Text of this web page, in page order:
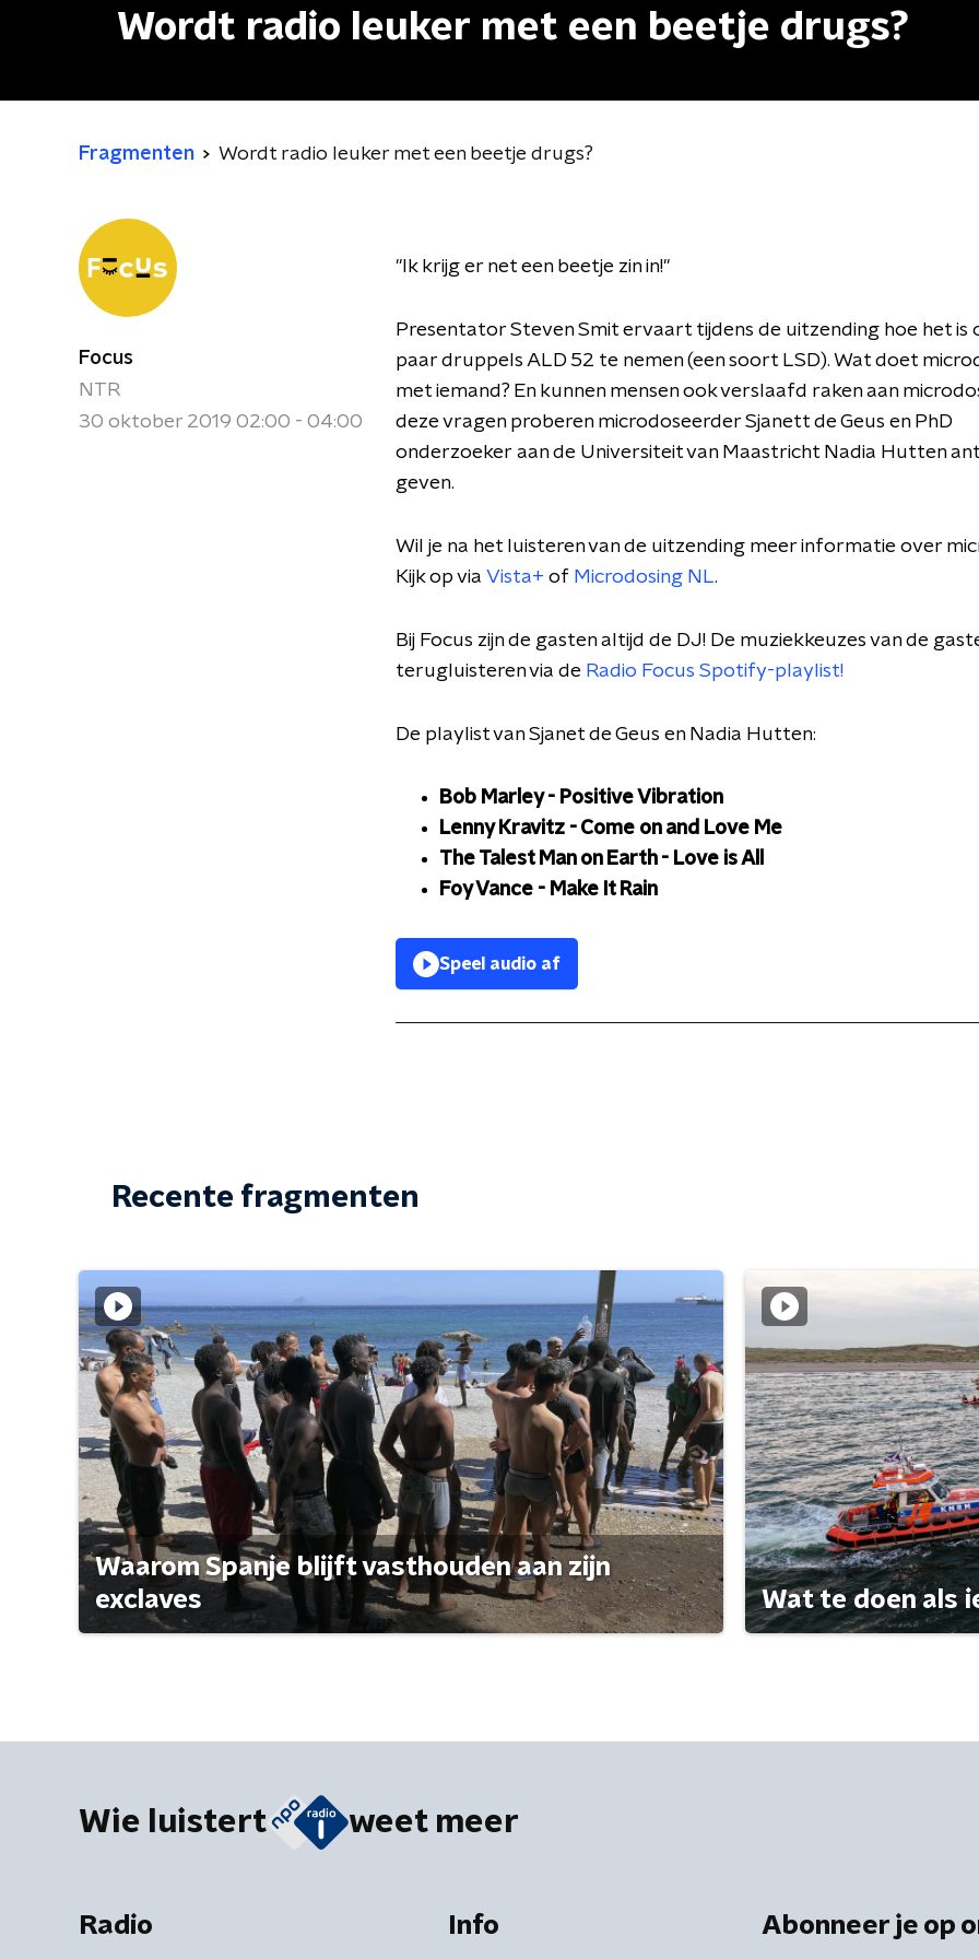
Wordt radio leuker met een beetje drugs?
Fragmenten Wordt radio leuker met een beetje drugs?
Focus
NTR
30 oktober 2019 02:00 - 04:00
"Ik krijg er net een beetje zin in!"
Presentator Steven Smit ervaart tijdens de uitzending hoe het is
paar druppels ALD 52 te nemen (een soort LSD). Wat doet
met iemand? En kunnen mensen ook verslaafd raken aan
deze vragen proberen microdoseerder Sjanett de Geus en PhD
onderzoeker aan de Universiteit van Maastricht Nadia Hutten
geven.
Wil je na het luisteren van de uitzending meer informatie over
Kijk op via Vista+ of Microdosing NL.
Bij Focus zijn de gasten altijd de DJ! De muziekkeuzes van de
terugluisteren via de Radio Focus Spotify-playlist!
De playlist van Sjanet de Geus en Nadia Hutten:
Bob Marley - Positive Vibration
Lenny Kravitz - Come on and Love Me
The Talest Man on Earth - Love is All
Foy Vance - Make It Rain
Speel audio af
Recente fragmenten
Waarom Spanje blijft vasthouden aan zijn
exclaves
Wat te doen als
Wie luistert weet meer
Radio Info Abonneer je op